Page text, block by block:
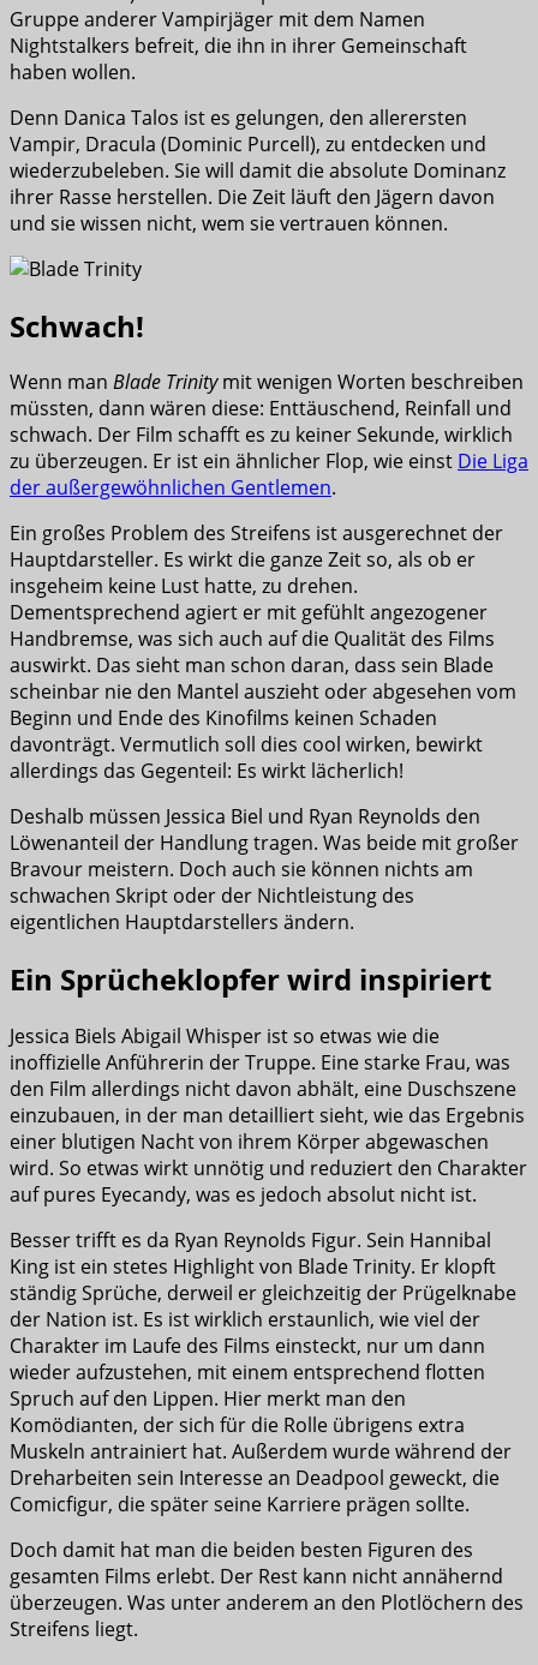
Gruppe anderer Vampirjäger mit dem Namen
Nightstalkers befreit, die ihn in ihrer Gemeinschaft
haben wollen.
Denn Danica Talos ist es gelungen, den allerersten
Vampir, Dracula (Dominic Purcell), zu entdecken und
wiederzubeleben. Sie will damit die absolute Dominanz
ihrer Rasse herstellen. Die Zeit läuft den Jägern davon
und sie wissen nicht, wem sie vertrauen können.
Schwach!
Wenn man Blade Trinitymit wenigen Worten beschreiben
müssten, dann wären diese: Enttäuschend, Reinfall und
schwach. Der Film schafft es zu keiner Sekunde, wirklich
zu überzeugen. Er ist ein ähnlicher Flop, wie einst Die Liga
der außergewöhnlichen Gentlemen.
Ein großes Problem des Streifens ist ausgerechnet der
Hauptdarsteller. Es wirkt die ganze Zeit so, als ob er
insgeheim keine Lust hatte, zu drehen.
Dementsprechend agiert er mit gefühlt angezogener
Handbremse, was sich auch auf die Qualität des Films
auswirkt. Das sieht man schon daran, dass sein Blade
scheinbar nie den Mantel auszieht oder abgesehen vom
Beginn und Ende des Kinofilms keinen Schaden
davonträgt. Vermutlich soll dies cool wirken, bewirkt
allerdings das Gegenteil: Es wirkt lächerlich!
Deshalb müssen Jessica Biel und Ryan Reynolds den
Löwenanteil der Handlung tragen. Was beide mit großer
Bravour meistern. Doch auch sie können nichts am
schwachen Skript oder der Nichtleistung des
eigentlichen Hauptdarstellers ändern.
Ein Sprücheklopfer wird inspiriert
Jessica Biels Abigail Whisper ist so etwas wie die
inoffizielle Anführerin der Truppe. Eine starke Frau, was
den Film allerdings nicht davon abhält, eine Duschszene
einzubauen, in der man detailliert sieht, wie das Ergebnis
einer blutigen Nacht von ihrem Körper abgewaschen
wird. So etwas wirkt unnötig und reduziert den Charakter
auf pures Eyecandy, was es jedoch absolut nicht ist.
Besser trifft es da Ryan Reynolds Figur. Sein Hannibal
King ist ein stetes Highlight von Blade Trinity. Er klopft
ständig Sprüche, derweil er gleichzeitig der Prügelknabe
der Nation ist. Es ist wirklich erstaunlich, wie viel der
Charakter im Laufe des Films einsteckt, nur um dann
wieder aufzustehen, mit einem entsprechend flotten
Spruch auf den Lippen. Hier merkt man den
Komödianten, der sich für die Rolle übrigens extra
Muskeln antrainiert hat. Außerdem wurde während der
Dreharbeiten sein Interesse an Deadpool geweckt, die
Comicfigur, die später seine Karriere prägen sollte.
Doch damit hat man die beiden besten Figuren des
gesamten Films erlebt. Der Rest kann nicht annähernd
überzeugen. Was unter anderem an den Plotlöchern des
Streifens liegt.